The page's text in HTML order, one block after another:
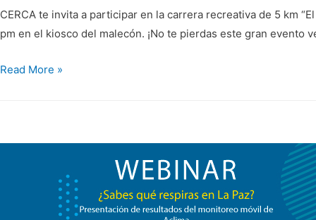
CERCA te invita a participar en la carrera recreativa de 5 km
pm en el kiosco del malecón. ¡No te pierdas este gran evento
Recreative
Acuario
Read More »